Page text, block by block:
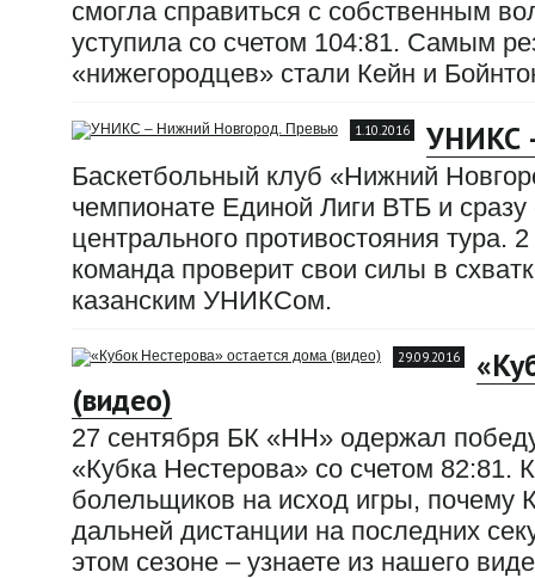
смогла справиться с собственным
уступила со счетом 104:81. Самым
«нижегородцев» стали Кейн и
1.10.2016 УНИКС
Баскетбольный клуб «Нижний
чемпионате Единой Лиги ВТБ и сразу
центрального противостояния тура.
команда проверит свои силы в
казанским УНИКСом.
29.09.2016
(видео)
27 сентября БК «НН» одержал
«Кубка Нестерова» со счетом 82:81.
болельщиков на исход игры, почему
дальней дистанции на последних
этом сезоне – узнаете из нашего